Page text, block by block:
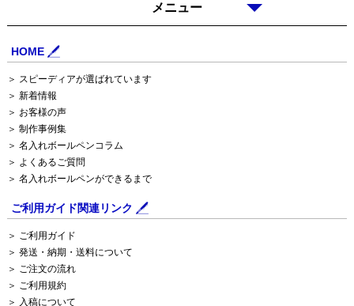
HOME
＞ スピーディアが選ばれています
＞ 新着情報
＞ お客様の声
＞ 制作事例集
＞ 名入れボールペンコラム
＞ よくあるご質問
＞ 名入れボールペンができるまで
ご利用ガイド関連リンク
＞ ご利用ガイド
＞ 発送・納期・送料について
＞ ご注文の流れ
＞ ご利用規約
＞ 入稿について
メニュー